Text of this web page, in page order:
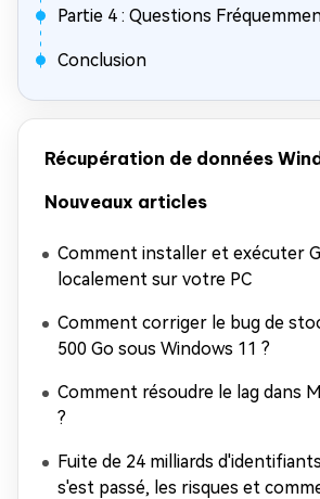
Partie 4 : Questions
Conclusion
Récupération de données
Nouveaux articles
Comment installer et exécuter
localement sur votre PC
Comment corriger le bug de
500 Go sous Windows 11 ?
Comment résoudre le lag dans
?
Fuite de 24 milliards
s'est passé, les risques et